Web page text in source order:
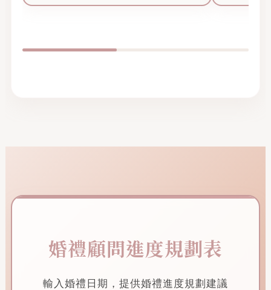
婚禮顧問進度規劃表
輸入婚禮日期，提供婚禮進度規劃建議